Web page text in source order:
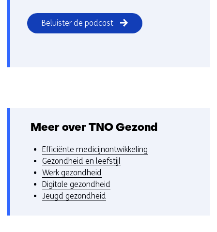
Beluister de podcast
Meer over TNO Gezond
Efficiënte medicijnontwikkeling
Gezondheid en leefstijl
Werk gezondheid
Digitale gezondheid
Jeugd gezondheid